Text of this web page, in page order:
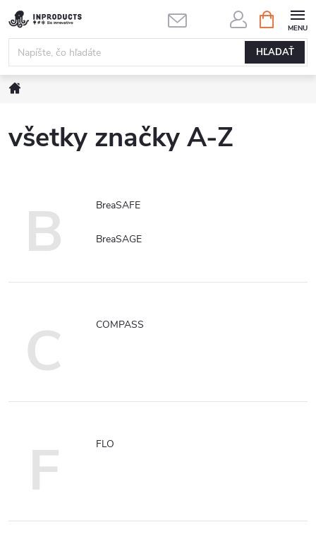
Prejsť
na
obsah
HĽADAŤ
KOŠÍK
všetky značky A-Z
B BreaSAFE
BreaSAGE
C COMPASS
F FLO